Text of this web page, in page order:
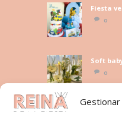
Fiesta
0
Soft
0